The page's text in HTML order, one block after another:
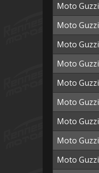
Moto Guzzi
Moto Guzzi
Moto Guzzi
Moto Guzzi
Moto Guzzi
Moto Guzzi
Moto Guzzi
Moto Guzzi
Moto Guzzi